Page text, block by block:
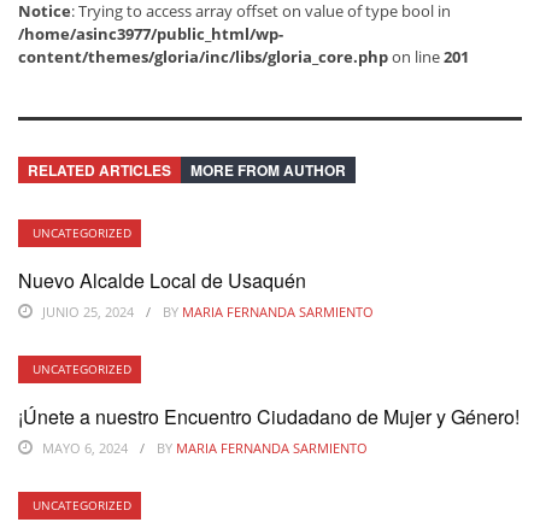
Notice: Trying to access array offset on value of type bool in
/home/asinc3977/public_html/wp-
content/themes/gloria/inc/libs/gloria_core.phpon line201
RELATED ARTICLES MORE FROM AUTHOR
UNCATEGORIZED
Nuevo Alcalde Local de Usaquén
JUNIO 25, 2024 BY MARIA FERNANDA SARMIENTO
UNCATEGORIZED
¡Únete a nuestro Encuentro Ciudadano de Mujer y Género!
MAYO 6, 2024 BY MARIA FERNANDA SARMIENTO
UNCATEGORIZED